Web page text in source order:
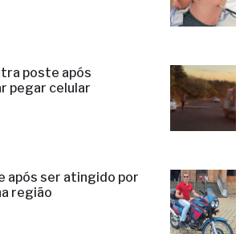
poste após
pegar celular
após ser atingido por
região